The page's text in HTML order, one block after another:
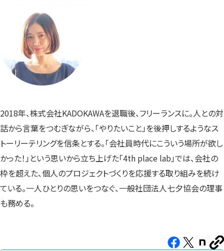
2018年、株式会社KADOKAWAを退職後、フリーランスに。人との対
話から言葉をつむぎながら、「やりたいこと」を後押しするようなス
トーリーテリングを信条とする。「会社員時代にこういう場所が欲し
かった！」という思いから立ち上げた「4th place lab」では、会社の
枠を超えた、個人のプロジェクトづくりを応援する取り組みを続け
ている。一人ひとりの思いをつなぐ、一般社団法人七夕協会の理事
も務める。
Facebook（新
X（新 note（新